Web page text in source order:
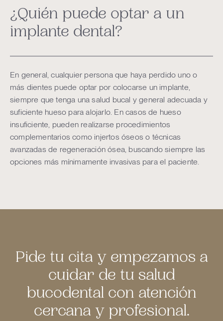
¿Quién puede optar a un
implante dental?
En general, cualquier persona que haya perdido uno o
más dientes puede optar por colocarse un implante,
siempre que tenga una salud bucal y general adecuada y
suficiente hueso para alojarlo. En casos de hueso
insuficiente, pueden realizarse procedimientos
complementarios como injertos óseos o técnicas
avanzadas de regeneración ósea, buscando siempre las
opciones más mínimamente invasivas para el paciente.
Pide tu cita y empezamos a
cuidar de tu salud
bucodental con atención
cercana y profesional.